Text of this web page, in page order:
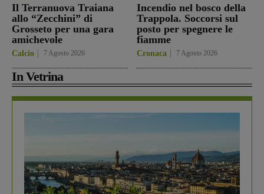
Il Terranuova Traiana
allo “Zecchini” di
Grosseto per una gara
amichevole
Calcio 7 Agosto 2026
Incendio nel bosco della
Trappola. Soccorsi sul
posto per spegnere le
fiamme
Cronaca 7 Agosto 2026
In Vetrina